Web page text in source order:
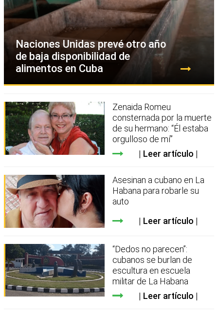
Naciones Unidas prevé otro año
de baja disponibilidad de
alimentos en Cuba
Zenaida Romeu
consternada por la muerte
de su hermano: “Él estaba
orgulloso de mí”
Leer artículo
Asesinan a cubano en La
Habana para robarle su
auto
Leer artículo
“Dedos no parecen”:
cubanos se burlan de
escultura en escuela
militar de La Habana
Leer artículo